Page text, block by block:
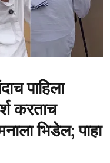
पाहिला
करताच
भिडेल; पाहा